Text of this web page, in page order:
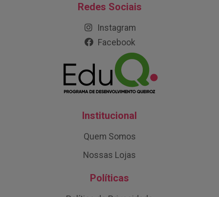
Redes Sociais
Instagram
Facebook
Institucional
Quem Somos
Nossas Lojas
Políticas